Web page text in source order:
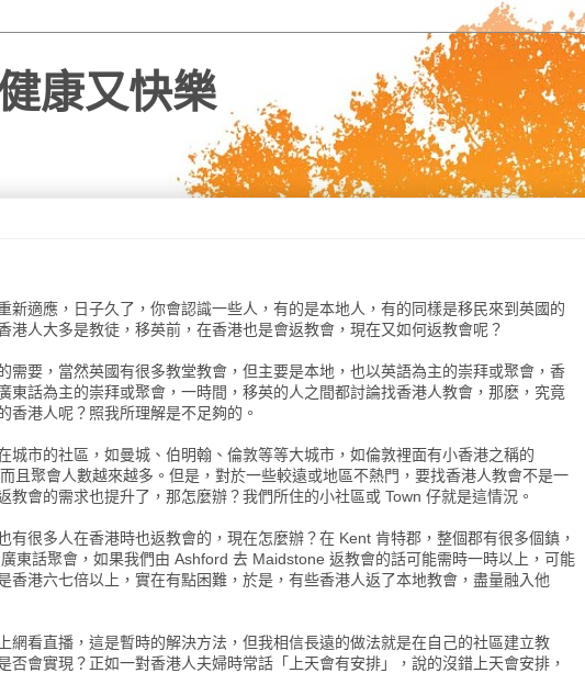
康又快樂
新適應，日子久了，你會認識一些人，有的是本地人，有的同樣是移民來到英國的
港人大多是教徒，移英前，在香港也是會返教會，現在又如何返教會呢？
需要，當然英國有很多教堂教會，但主要是本地，也以英語為主的崇拜或聚會，香
東話為主的崇拜或聚會，一時間，移英的人之間都討論找香港人教會，那麽，究竟
香港人呢？照我所理解是不足夠的。
城市的社區，如曼城、伯明翰、倫敦等等大城市，如倫敦裡面有小香港之稱的
且聚會人數越來越多。但是，對於一些較遠或地區不熱門，要找香港人教會不是一
教會的需求也提升了，那怎麼辦？我們所住的小社區或 Town 仔就是這情況。
有很多人在香港時也返教會的，現在怎麼辦？在 Kent 肯特郡，整個郡有很多個鎮，
東話聚會，如果我們由 Ashford 去 Maidstone 返教會的話可能需時一時以上，可能
香港六七倍以上，實在有點困難，於是，有些香港人返了本地教會，盡量融入他
網看直播，這是暫時的解決方法，但我相信長遠的做法就是在自己的社區建立教
否會實現？正如一對香港人夫婦時常話「上天會有安排」，說的沒錯上天會安排，